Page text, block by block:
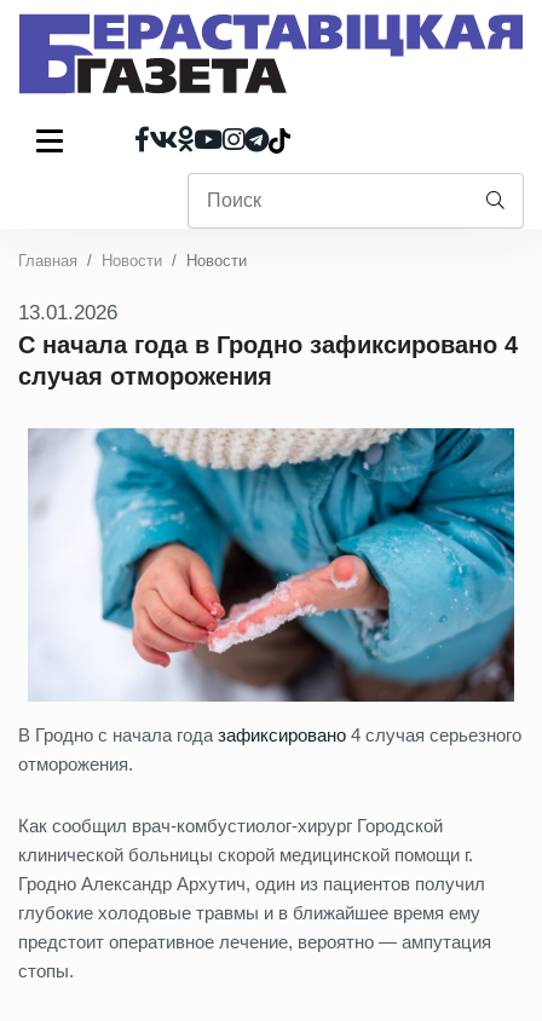
Главная Новости Новости
13.01.2026
С начала года в Гродно зафиксировано 4
случая отморожения
В Гродно с начала года зафиксировано 4 случая серьезного
отморожения.
Как сообщил врач-комбустиолог-хирург Городской
клинической больницы скорой медицинской помощи г.
Гродно Александр Архутич, один из пациентов получил
глубокие холодовые травмы и в ближайшее время ему
предстоит оперативное лечение, вероятно — ампутация
стопы.